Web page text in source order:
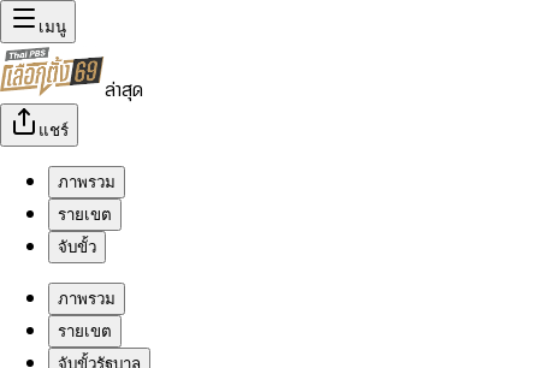
เมนู
ล่าสุด
แชร์
ภาพรวม
รายเขต
จับขั้ว
ภาพรวม
รายเขต
จับขั้วรัฐบาล